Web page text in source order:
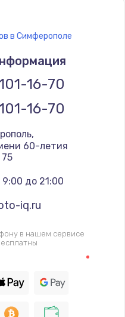
в Симферополе
16-70
16-70
,
до 21:00
iq.ru
в нашем сервисе